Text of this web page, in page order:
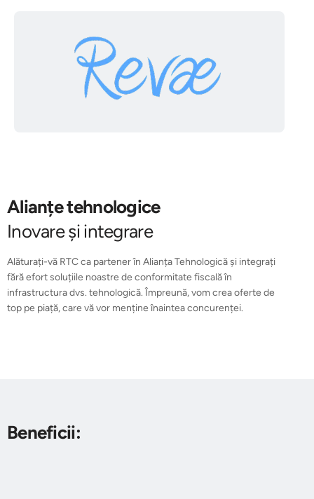
Alianțe tehnologice
Inovare și integrare
Alăturați-vă RTC ca partener în Alianța Tehnologică și integrați
fără efort soluțiile noastre de conformitate fiscală în
infrastructura dvs. tehnologică. Împreună, vom crea oferte de
top pe piață, care vă vor menține înaintea concurenței.
Beneficii: